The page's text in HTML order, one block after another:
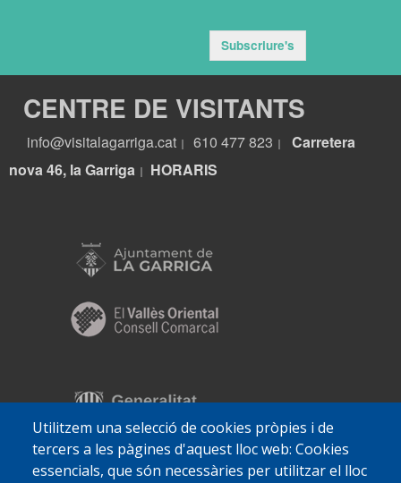
Utilitzem una selecció de cookies pròpies i de
tercers a les pàgines d'aquest lloc web: Cookies
essencials, que són necessàries per utilitzar el lloc
Subscriure's
CENTRE DE VISITANTS
info@visitalagarriga.cat 610 477 823
Carretera
nova 46, la Garriga
HORARIS